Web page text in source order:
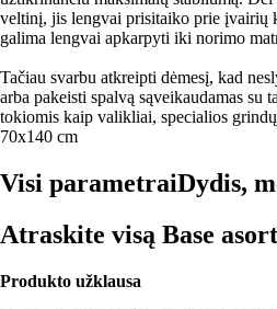
veltinį, jis lengvai prisitaiko prie įvairių
galima lengvai apkarpyti iki norimo
Tačiau svarbu atkreipti dėmesį, kad
arba pakeisti spalvą sąveikaudamas su
tokiomis kaip valikliai, specialios
70x140 cm
Visi parametraiDydis,
Atraskite visą Base
Produkto užklausa